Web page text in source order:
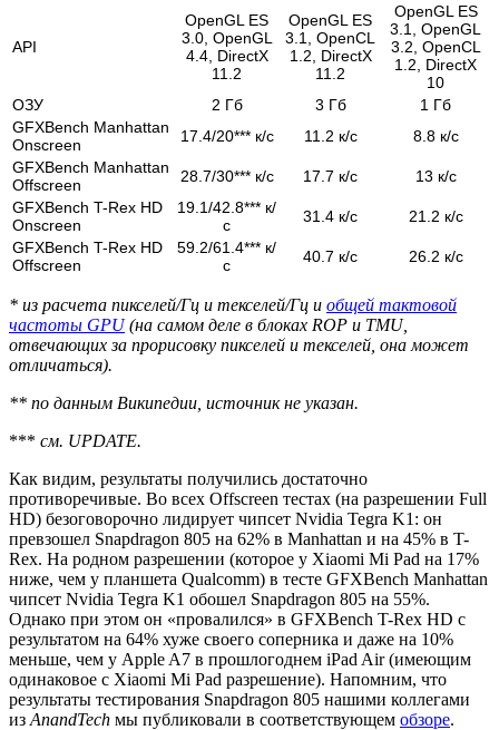
API
OpenGL ES
3.0, OpenGL
4.4, DirectX
11.2
OpenGL ES
3.1, OpenCL
1.2, DirectX
11.2
OpenGL ES
3.1, OpenGL
3.2, OpenCL
1.2, DirectX
10
ОЗУ
2 Гб 3 Гб
1 Гб
GFXBench Manhattan
Onscreen
17.4/20*** к/с 11.2 к/с
8.8 к/с
GFXBench Manhattan
Offscreen
28.7/30*** к/с 17.7 к/с
13 к/с
GFXBench T-Rex HD
Onscreen
19.1/42.8*** к/
с
31.4 к/с
21.2 к/с
GFXBench T-Rex HD
Offscreen
59.2/61.4*** к/
с
40.7 к/с 26.2 к/с
* из расчета пикселей/Гц и текселей/Гц и общей тактовой
частоты GPU(на самом деле в блоках ROP и TMU,
отвечающих за прорисовку пикселей и текселей, она может
отличаться).
** по данным Википедии, источник не указан.
*** см. UPDATE.
Как видим, результаты получились достаточно
противоречивые. Во всех Offscreen тестах (на разрешении Full
HD) безоговорочно лидирует чипсет Nvidia Tegra K1: он
превзошел Snapdragon 805 на 62% в Manhattan и на 45% в T-
Rex. На родном разрешении (которое у Xiaomi Mi Pad на 17%
ниже, чем у планшета Qualcomm) в тесте GFXBench Manhattan
чипсет Nvidia Tegra K1 обошел Snapdragon 805 на 55%.
Однако при этом он «провалился» в GFXBench T-Rex HD с
результатом на 64% хуже своего соперника и даже на 10%
меньше, чем у Apple A7 в прошлогоднем iPad Air (имеющим
одинаковое с Xiaomi Mi Pad разрешение). Напомним, что
результаты тестирования Snapdragon 805 нашими коллегами
из AnandTech мы публиковали в соответствующем обзоре.